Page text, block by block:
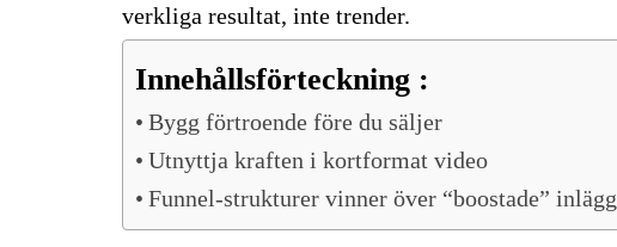
verkliga resultat, inte trender.
Innehållsförteckning :
Bygg förtroende före du säljer
Utnyttja kraften i kortformat video
Funnel-strukturer vinner över “boostade” inlägg